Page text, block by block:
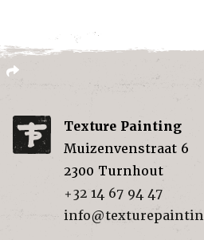
Texture Painting
Muizenvenstraat 6
2300 Turnhout
+32 14 67 94 47